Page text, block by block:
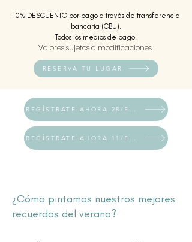
10% DESCUENTO por pago a través de transferencia
bancaria (CBU).
Todos los medios de pago.
Valores sujetos a modificaciones..
RESERVA TU LUGAR
REGÍSTRATE AHORA 28/ENE
REGÍSTRATE AHORA 11/FEB
¿Cómo pintamos nuestros mejores
recuerdos del verano?